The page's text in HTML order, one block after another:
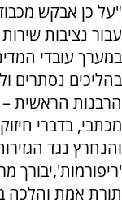
"על כן אבקש
עבור נציבות
במערך עובדי
בהליכים נסתרים
הרבנות הראשית
מכתבי, בדברי
והנחרץ נגד
'ריפורמות',יבורך
תורת אמת והלכה